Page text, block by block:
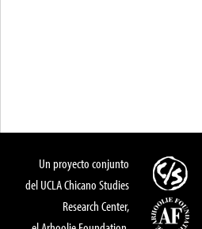
Un proyecto conjunto
del UCLA Chicano Studies
Research Center,